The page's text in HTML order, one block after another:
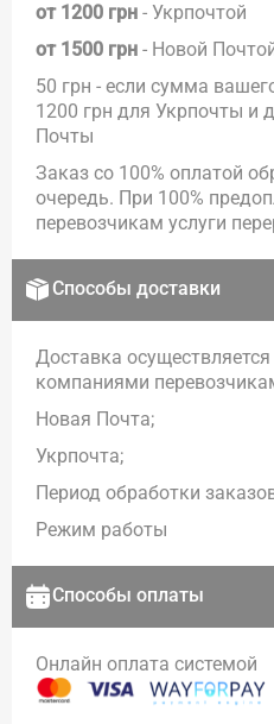
от 1200 грн - Укрпочтой
от 1500 грн - Новой
50 грн - если сумма
1200 грн для Укрпочты и
Почты
Заказ со 100% оплатой
очередь. При 100%
перевозчикам услуги
Способы доставки
Доставка
компаниями
Новая Почта;
Укрпочта;
Период обработки
Режим работы
Способы оплаты
Онлайн оплата системой